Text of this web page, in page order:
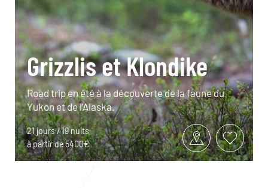
Grizzlis et Klondike
Road trip en été à la découverte de la faune du
Yukon et de l’Alaska.
21 jours / 19 nuits
à partir de 5400€